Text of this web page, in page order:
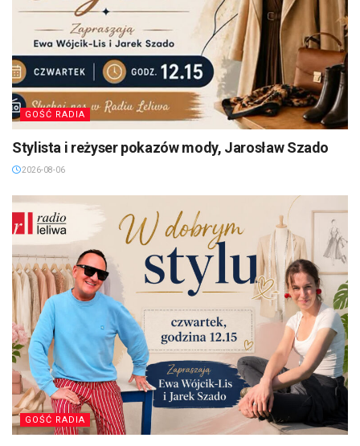
GOŚĆ RADIA
Stylista i reżyser pokazów mody, Jarosław Szado
2026-08-06
GOŚĆ RADIA